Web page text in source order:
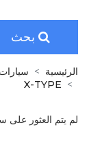
بحث
الرئيسية
X-TYPE
لم يتم العثور على